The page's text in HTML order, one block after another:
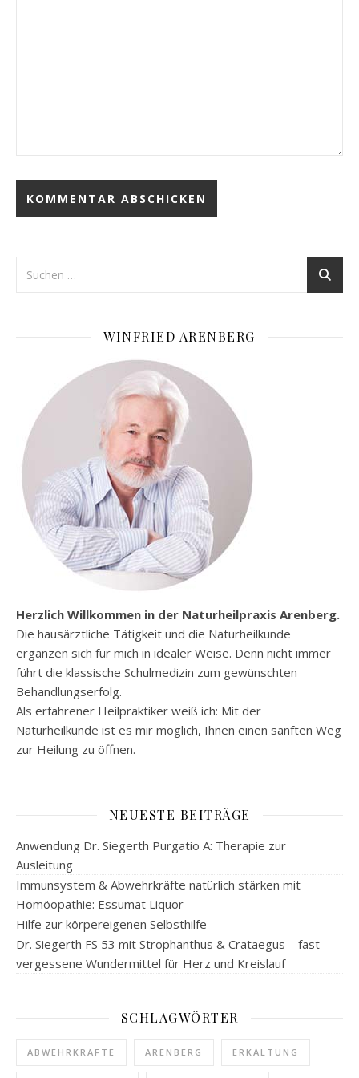
WINFRIED ARENBERG
Herzlich Willkommen in der Naturheilpraxis Arenberg.
Die hausärztliche Tätigkeit und die Naturheilkunde
ergänzen sich für mich in idealer Weise. Denn nicht immer
führt die klassische Schulmedizin zum gewünschten
Behandlungserfolg.
Als erfahrener Heilpraktiker weiß ich: Mit der
Naturheilkunde ist es mir möglich, Ihnen einen sanften Weg
zur Heilung zu öffnen.
NEUESTE BEITRÄGE
Anwendung Dr. Siegerth Purgatio A: Therapie zur
Ausleitung
Immunsystem & Abwehrkräfte natürlich stärken mit
Homöopathie: Essumat Liquor
Hilfe zur körpereigenen Selbsthilfe
Dr. Siegerth FS 53 mit Strophanthus & Crataegus – fast
vergessene Wundermittel für Herz und Kreislauf
SCHLAGWÖRTER
ABWEHRKRÄFTE ARENBERG ERKÄLTUNG